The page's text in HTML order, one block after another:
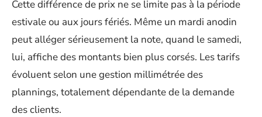
Cette différence de prix ne se limite pas à la période
estivale ou aux jours fériés. Même un mardi anodin
peut alléger sérieusement la note, quand le samedi,
lui, affiche des montants bien plus corsés. Les tarifs
évoluent selon une gestion millimétrée des
plannings, totalement dépendante de la demande
des clients.